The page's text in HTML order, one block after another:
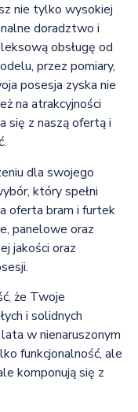
nie tylko wysokiej
doradztwo i
obsługę od
przez pomiary,
posesja zyska nie
na atrakcyjności
się z naszą ofertą i
dla swojego
który spełni
oferta bram i furtek
panelowe oraz
jakości oraz
że Twoje
i solidnych
w nienaruszonym
funkcjonalność, ale
komponują się z